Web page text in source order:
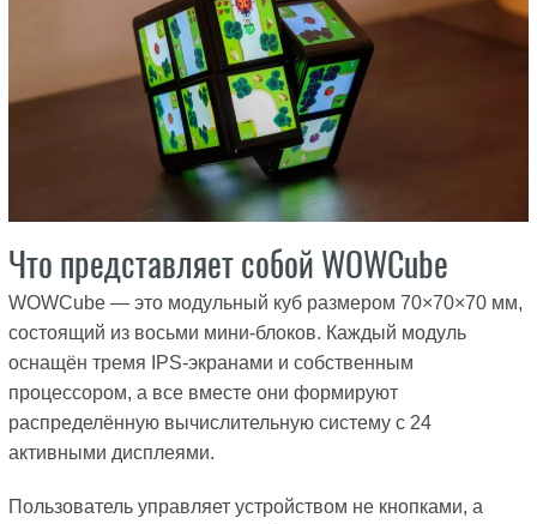
Что представляет собой WOWCube
WOWCube — это модульный куб размером 70×70×70 мм,
состоящий из восьми мини-блоков. Каждый модуль
оснащён тремя IPS-экранами и собственным
процессором, а все вместе они формируют
распределённую вычислительную систему с 24
активными дисплеями.
Пользователь управляет устройством не кнопками, а